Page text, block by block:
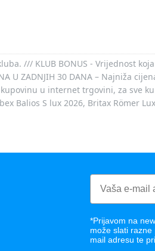
/// KLUB BONUS - Vrijednost
U ZADNJIH 30 DANA – Najniža
u internet trgovini, za sve
S lux 2026, Britax Römer
*Prijavom na
može slati
mail adresu te